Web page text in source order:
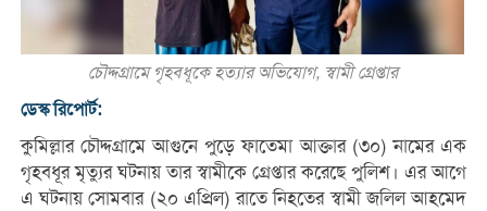
চৌদ্দগ্রামে গৃহবধূকে হত্যার অভিযোগ, স্বামী গ্রেপ্তার
ডেস্ক রিপোর্ট:
কুমিল্লার চৌদ্দগ্রামে আগুনে পুড়ে ফাতেমা আক্তার (৩০) নামের এক
গৃহবধূর মৃত্যুর ঘটনায় তার স্বামীকে গ্রেপ্তার করেছে পুলিশ। এর আগে
এ ঘটনায় সোমবার (২০ এপ্রিল) রাতে নিহতের স্বামী জলিল আহমেদ